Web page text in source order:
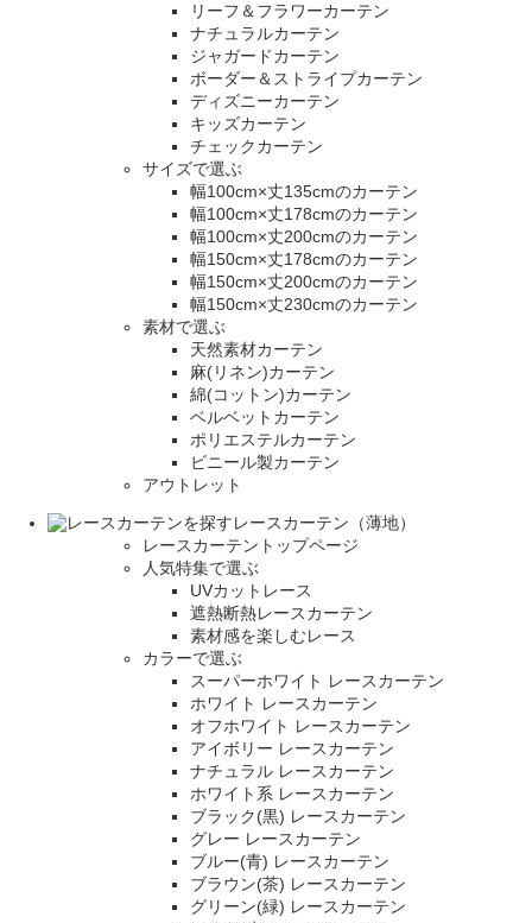
リーフ＆フラワーカーテン
ナチュラルカーテン
ジャガードカーテン
ボーダー＆ストライプカーテン
ディズニーカーテン
キッズカーテン
チェックカーテン
サイズで選ぶ
幅100cm×丈135cmのカーテン
幅100cm×丈178cmのカーテン
幅100cm×丈200cmのカーテン
幅150cm×丈178cmのカーテン
幅150cm×丈200cmのカーテン
幅150cm×丈230cmのカーテン
素材で選ぶ
天然素材カーテン
麻(リネン)カーテン
綿(コットン)カーテン
ベルベットカーテン
ポリエステルカーテン
ビニール製カーテン
アウトレット
レースカーテン（薄地）
レースカーテントップページ
人気特集で選ぶ
UVカットレース
遮熱断熱レースカーテン
素材感を楽しむレース
カラーで選ぶ
スーパーホワイト レースカーテン
ホワイト レースカーテン
オフホワイト レースカーテン
アイボリー レースカーテン
ナチュラル レースカーテン
ホワイト系 レースカーテン
ブラック(黒) レースカーテン
グレー レースカーテン
ブルー(青) レースカーテン
ブラウン(茶) レースカーテン
グリーン(緑) レースカーテン